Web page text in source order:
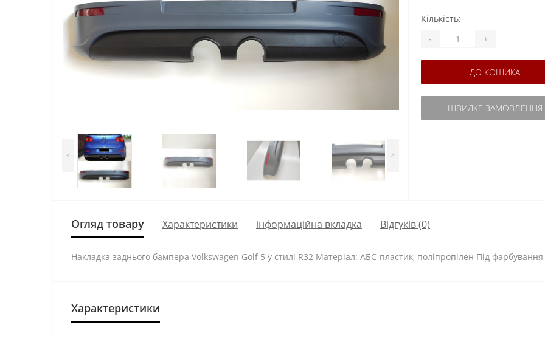
< >
Кількість:
- +
ДО КОШИКА
ШВИДКЕ ЗАМОВЛЕННЯ
Огляд товару Характеристики інформаційна вкладка Відгуків (0)
Накладка заднього бампера Volkswagen Golf 5 у стилі R32 Матеріал: АБС-пластик, поліпропілен Під фарбування
Характеристики